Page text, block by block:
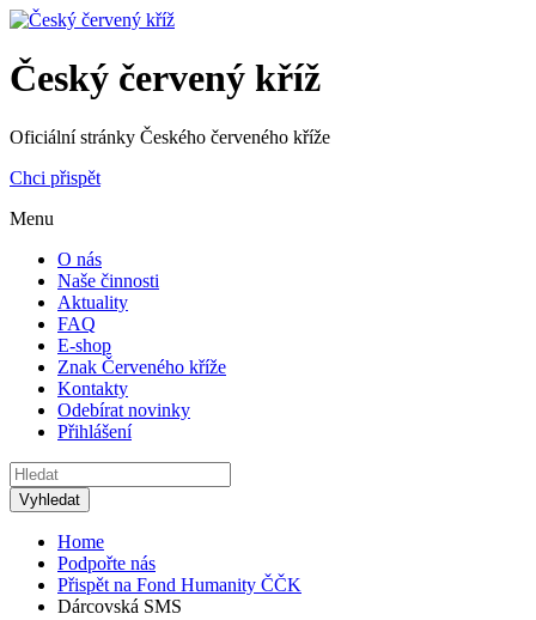
Český červený kříž
Oficiální stránky Českého červeného kříže
Chci přispět
Menu
O nás
Naše činnosti
Aktuality
FAQ
E-shop
Znak Červeného kříže
Kontakty
Odebírat novinky
Přihlášení
Home
Podpořte nás
Přispět na Fond Humanity ČČK
Dárcovská SMS